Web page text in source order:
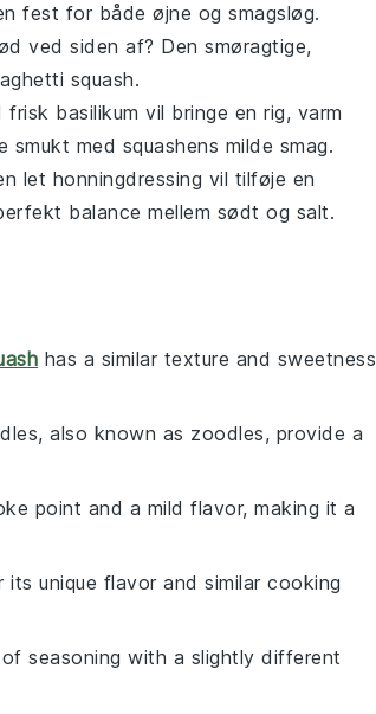
fest for både øjne og smagsløg.
ved siden af? Den smøragtige,
squash.
frisk basilikum vil bringe en rig, varm
med squashens milde smag.
let honningdressing vil tilføje en
balance mellem sødt og salt.
has a similar texture and sweetness
also known as zoodles, provide a
point and a mild flavor, making it a
unique flavor and similar cooking
seasoning with a slightly different